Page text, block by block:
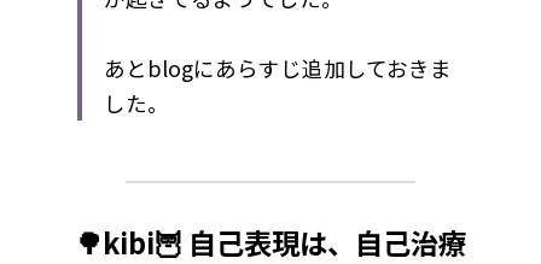
あとblogにあらすじ追加しておきま
した。
🌳kibi🦉 自己表現は、自己治療